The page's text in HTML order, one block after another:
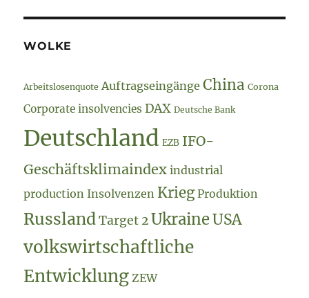
WOLKE
Arbeitslosenquote Auftragseingänge China Corona
Corporate insolvencies DAX Deutsche Bank
Deutschland EZB IFO-
Geschäftsklimaindex industrial
production Insolvenzen Krieg Produktion
Russland Target 2 Ukraine USA
volkswirtschaftliche
Entwicklung ZEW